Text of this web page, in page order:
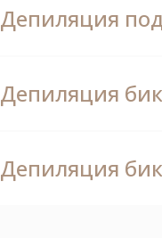
Депиляция
Депиляция
Депиляция